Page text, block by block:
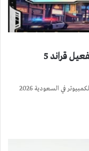
كل ما تحتاج معرفته عن شراء كود تفعيل قراند 5
كل ما تحتاج معرفته عن شراء كود تفعيل قراند 5 للكمبيوتر في السعودية 2026